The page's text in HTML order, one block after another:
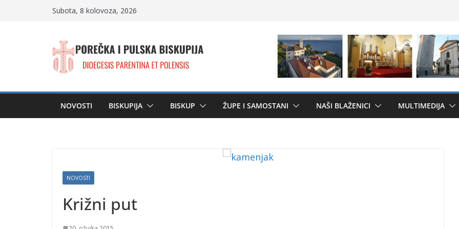
Subota, 8 kolovoza, 2026
NOVOSTI BISKUPIJA BISKUP ŽUPE I SAMOSTANI NAŠI BLAŽENICI MULTIMEDIJA
NOVOSTI
Križni put